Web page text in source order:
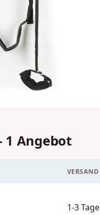
1 Angebot
VERSAND
1-3 Tage